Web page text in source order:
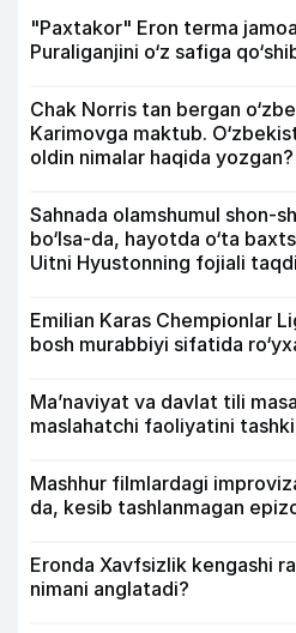
"Paxtakor" Eron terma
Puraliganjini o‘z safiga
Chak Norris tan bergan
Karimovga maktub.
oldin nimalar haqida yozgan?
Sahnada olamshumul shon-
bo‘lsa-da, hayotda o‘ta
Uitni Hyustonning fojiali
Emilian Karas Chempionlar
bosh murabbiyi sifatida
Ma’naviyat va davlat tili
maslahatchi faoliyatini
Mashhur filmlardagi
da, kesib tashlanmagan
Eronda Xavfsizlik kengashi
nimani anglatadi?